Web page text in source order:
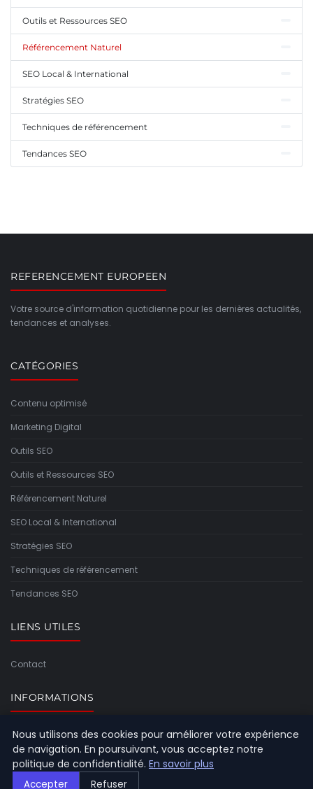
Outils et Ressources SEO
Référencement Naturel
SEO Local & International
Stratégies SEO
Techniques de référencement
Tendances SEO
REFERENCEMENT EUROPEEN
Votre source d'information quotidienne pour les dernières actualités,
tendances et analyses.
CATÉGORIES
Contenu optimisé
Marketing Digital
Outils SEO
Outils et Ressources SEO
Référencement Naturel
SEO Local & International
Stratégies SEO
Techniques de référencement
Tendances SEO
LIENS UTILES
Contact
INFORMATIONS
Plan du site
Nous utilisons des cookies pour améliorer votre expérience
de navigation. En poursuivant, vous acceptez notre
politique de confidentialité. En savoir plus
Accepter Refuser